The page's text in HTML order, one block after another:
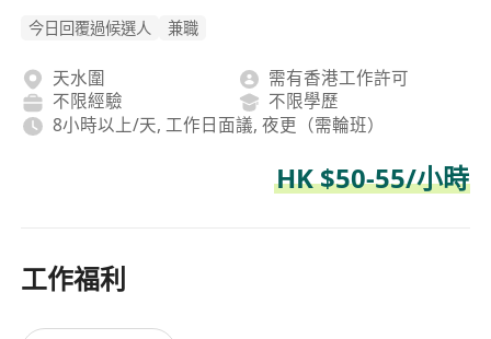
今日回覆過候選人 兼職
天水圍
需有香港工作許可
不限經驗
不限學歷
8小時以上/天, 工作日面議, 夜更（需輪班）
HK $50-55/小時
工作福利